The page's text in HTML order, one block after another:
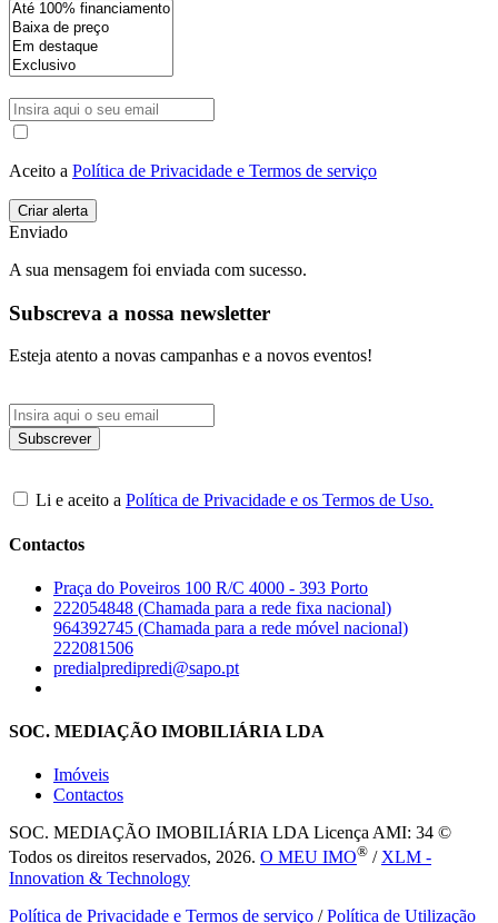
Aceito a Política de Privacidade e Termos de serviço
Enviado
A sua mensagem foi enviada com sucesso.
Subscreva a nossa newsletter
Esteja atento a novas campanhas e a novos eventos!
Li e aceito a Política de Privacidade e os Termos de Uso.
Contactos
Praça do Poveiros 100 R/C 4000 - 393 Porto
222054848 (Chamada para a rede fixa nacional)
964392745 (Chamada para a rede móvel nacional)
222081506
predialpredipredi@sapo.pt
SOC. MEDIAÇÃO IMOBILIÁRIA LDA
Imóveis
Contactos
SOC. MEDIAÇÃO IMOBILIÁRIA LDA Licença AMI: 34 ©
Todos os direitos reservados, 2026. O MEU IMO® /XLM -
Innovation & Technology
Política de Privacidade e Termos de serviço /Política de Utilização